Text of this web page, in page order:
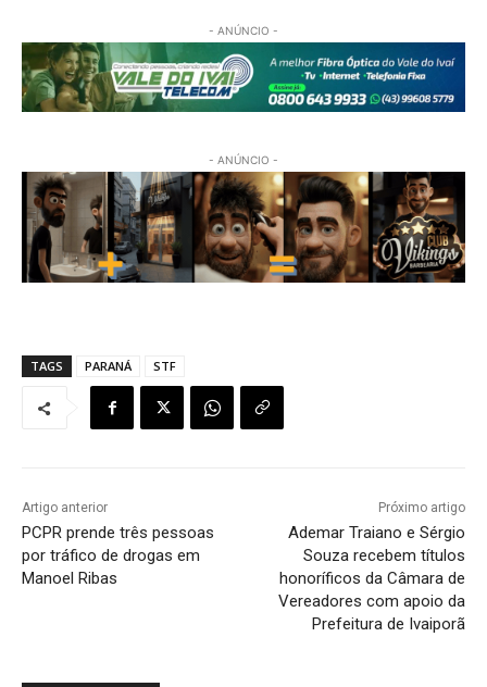
- ANÚNCIO -
- ANÚNCIO -
TAGS PARANÁ STF
Artigo anterior
PCPR prende três pessoas
por tráfico de drogas em
Manoel Ribas
Próximo artigo
Ademar Traiano e Sérgio
Souza recebem títulos
honoríficos da Câmara de
Vereadores com apoio da
Prefeitura de Ivaiporã